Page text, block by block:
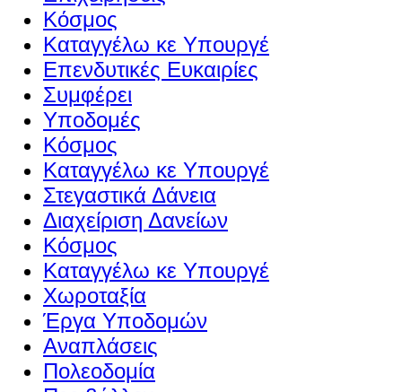
Κόσμος
Καταγγέλω κε Υπουργέ
Επενδυτικές Ευκαιρίες
Συμφέρει
Υποδομές
Κόσμος
Καταγγέλω κε Υπουργέ
Στεγαστικά Δάνεια
Διαχείριση Δανείων
Κόσμος
Καταγγέλω κε Υπουργέ
Χωροταξία
Έργα Υποδομών
Αναπλάσεις
Πολεοδομία